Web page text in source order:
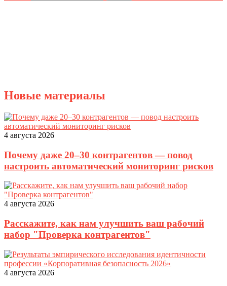
Новые материалы
4 августа 2026
Почему даже 20–30 контрагентов — повод
настроить автоматический мониторинг рисков
4 августа 2026
Расскажите, как нам улучшить ваш рабочий
набор "Проверка контрагентов"
4 августа 2026